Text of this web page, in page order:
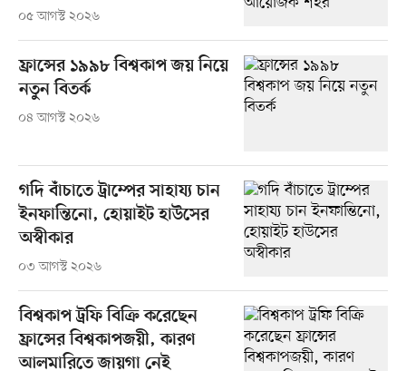
০৫ আগস্ট ২০২৬
ফ্রান্সের ১৯৯৮ বিশ্বকাপ জয় নিয়ে
নতুন বিতর্ক
০৪ আগস্ট ২০২৬
গদি বাঁচাতে ট্রাম্পের সাহায্য চান
ইনফান্তিনো, হোয়াইট হাউসের
অস্বীকার
০৩ আগস্ট ২০২৬
বিশ্বকাপ ট্রফি বিক্রি করেছেন
ফ্রান্সের বিশ্বকাপজয়ী, কারণ
আলমারিতে জায়গা নেই